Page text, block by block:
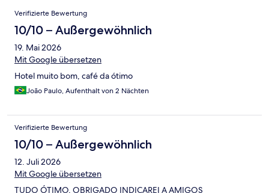
Bewertungen
Verifizierte Bewertung
10/10 – Außergewöhnlich
19. Mai 2026
Mit Google übersetzen
Hotel muito bom, café da ótimo
João Paulo, Aufenthalt von 2 Nächten
Verifizierte Bewertung
10/10 – Außergewöhnlich
12. Juli 2026
Mit Google übersetzen
TUDO ÓTIMO, OBRIGADO INDICAREI A AMIGOS